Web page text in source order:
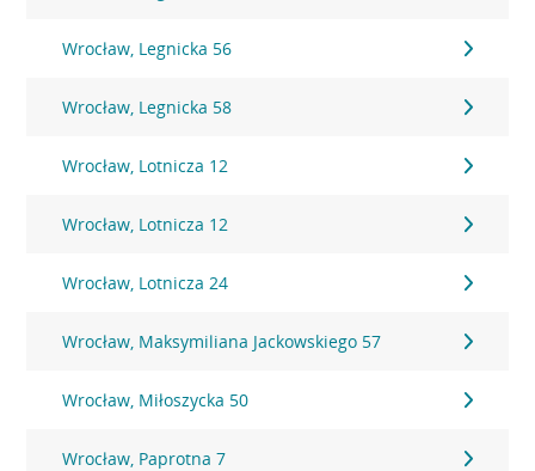
Wrocław, Legnicka 56
Wrocław, Legnicka 58
Wrocław, Lotnicza 12
Wrocław, Lotnicza 12
Wrocław, Lotnicza 24
Wrocław, Maksymiliana Jackowskiego 57
Wrocław, Miłoszycka 50
Wrocław, Paprotna 7